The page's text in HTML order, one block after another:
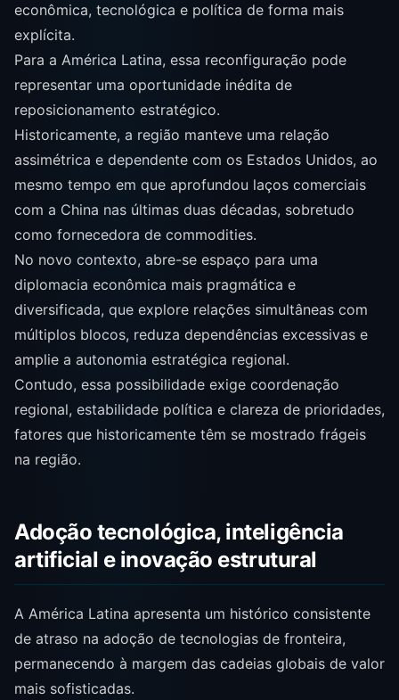
econômica, tecnológica e política de forma mais
explícita.
Para a América Latina, essa reconfiguração pode
representar uma oportunidade inédita de
reposicionamento estratégico.
Historicamente, a região manteve uma relação
assimétrica e dependente com os Estados Unidos, ao
mesmo tempo em que aprofundou laços comerciais
com a China nas últimas duas décadas, sobretudo
como fornecedora de commodities.
No novo contexto, abre-se espaço para uma
diplomacia econômica mais pragmática e
diversificada, que explore relações simultâneas com
múltiplos blocos, reduza dependências excessivas e
amplie a autonomia estratégica regional.
Contudo, essa possibilidade exige coordenação
regional, estabilidade política e clareza de prioridades,
fatores que historicamente têm se mostrado frágeis
na região.
Adoção tecnológica, inteligência
artificial e inovação estrutural
A América Latina apresenta um histórico consistente
de atraso na adoção de tecnologias de fronteira,
permanecendo à margem das cadeias globais de valor
mais sofisticadas.